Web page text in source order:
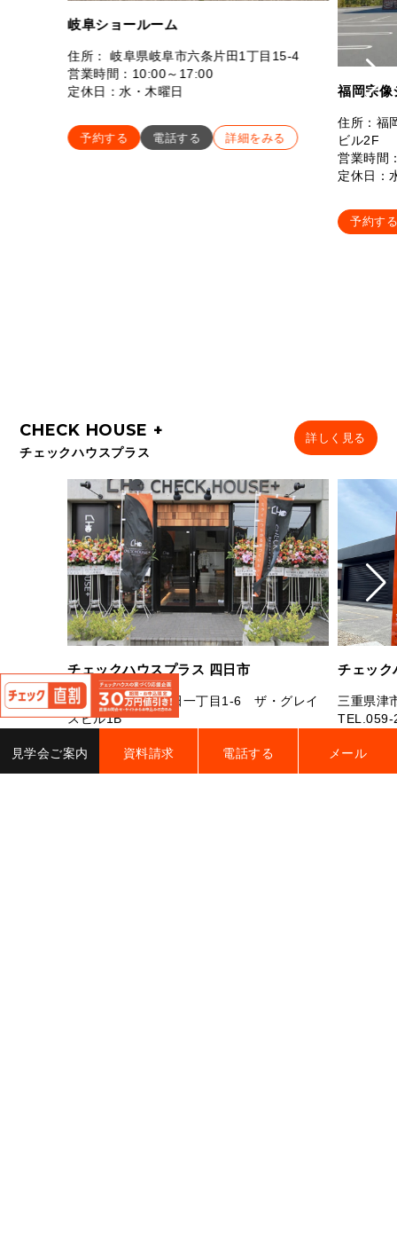
岐阜ショールーム
住所： 岐阜県岐阜市六条片田1丁目15-4
営業時間：10:00～17:00
定休日：水・木曜日
予約する 電話する 詳細をみる
福岡宗像
住所：福
ビル2F
営業時
定休日：
予約す
チェックハウスプラス
詳しく見る
チェックハウスプラス 四日市
三重県四日市市芝田一丁目1-6 ザ・グレイ
スビル1B
営業時間：10：00～19：00 定休日：水曜
日・年末年始・夏季休業
チェック
三重県津
TEL.059-
曜（祝日
見学会ご案内 資料請求 電話する メール